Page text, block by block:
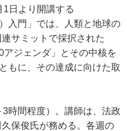
日より開講する
入門」では、人類と地球の
サミットで採択された
アジェンダ」とその中核を
もに、その達成に向けた取
時間程度）。講師は、法政
保俊氏が務める。各週の